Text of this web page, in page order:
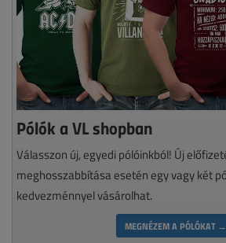
Pólók a VL shopban
Válasszon új, egyedi pólóinkból! Új
meghosszabbítása esetén egy vagy két
kedvezménnyel vásárolhat.
MEGNÉZEM A PÓLÓKAT →